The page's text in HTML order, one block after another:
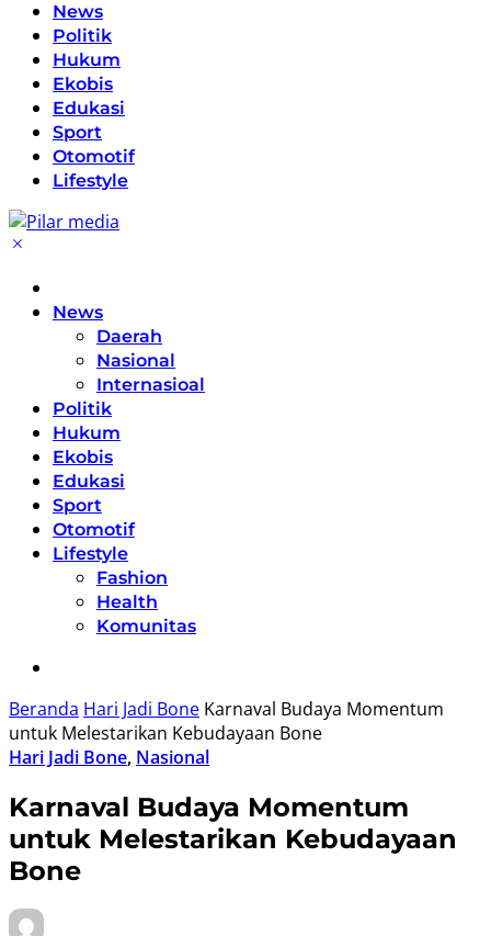
News
Politik
Hukum
Ekobis
Edukasi
Sport
Otomotif
Lifestyle
News
Daerah
Nasional
Internasioal
Politik
Hukum
Ekobis
Edukasi
Sport
Otomotif
Lifestyle
Fashion
Health
Komunitas
Beranda Hari Jadi Bone Karnaval Budaya Momentum
untuk Melestarikan Kebudayaan Bone
Hari Jadi Bone, Nasional
Karnaval Budaya Momentum
untuk Melestarikan Kebudayaan
Bone